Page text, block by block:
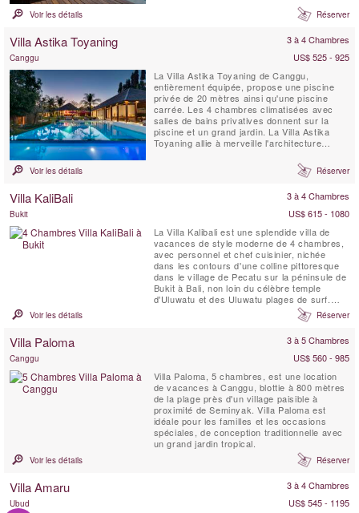
surplombant des champs de riz naturels.
Voir les détails Réserver
Villa Astika Toyaning 3 à 4 Chambres
Canggu
US$ 525 - 925
La Villa Astika Toyaning de Canggu,
entièrement équipée, propose une piscine
privée de 20 mètres ainsi qu'une piscine
carrée. Les 4 chambres climatisées avec
salles de bains privatives donnent sur la
piscine et un grand jardin. La Villa Astika
Toyaning allie à merveille l'architecture
offre la retraite idéale pour les grandes
familles ou les groupes d'amis. Elle se
Voir les détails Réserver
Villa KaliBali 3 à 4 Chambres
Bukit
US$ 615 - 1080
La Villa Kalibali est une splendide villa de
vacances de style moderne de 4 chambres,
avec personnel et chef cuisinier, nichée
dans les contours d'une colline pittoresque
dans le village de Pecatu sur la péninsule de
Bukit à Bali, non loin du célèbre temple
d'Uluwatu et des Uluwatu plages de surf.
Située dans un jardin spacieux, la Villa
KaliBali offre des vues panoramiques
grande partie de la côte ouest de Bali. Les
Voir les détails Réserver
Villa Paloma 3 à 5 Chambres
Canggu
US$ 560 - 985
Villa Paloma, 5 chambres, est une location
de vacances à Canggu, blottie à 800 mètres
de la plage près d'un village paisible à
proximité de Seminyak. Villa Paloma est
idéale pour les familles et les occasions
spéciales, de conception traditionnelle avec
un grand jardin tropical.
Voir les détails Réserver
Villa Amaru 3 à 4 Chambres
Ubud US$ 545 - 1195